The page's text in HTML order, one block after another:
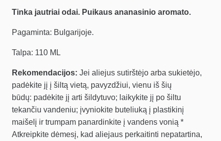
Tinka jautriai odai. Puikaus ananasinio aromato.
Pagaminta: Bulgarijoje.
Talpa: 110 ML
Rekomendacijos: Jei aliejus sutirštėjo arba sukietėjo,
padėkite jį į šiltą vietą, pavyzdžiui, vienu iš šių
būdų: padėkite jį arti šildytuvo; l aikykite jį po šiltu
tekančiu vandeniu; įvyniokite buteliuką į plastikinį
maišelį ir trumpam panardinkite į vandens vonią *
Atkreipkite dėmesį, kad aliejaus perkaitinti nepatartina,